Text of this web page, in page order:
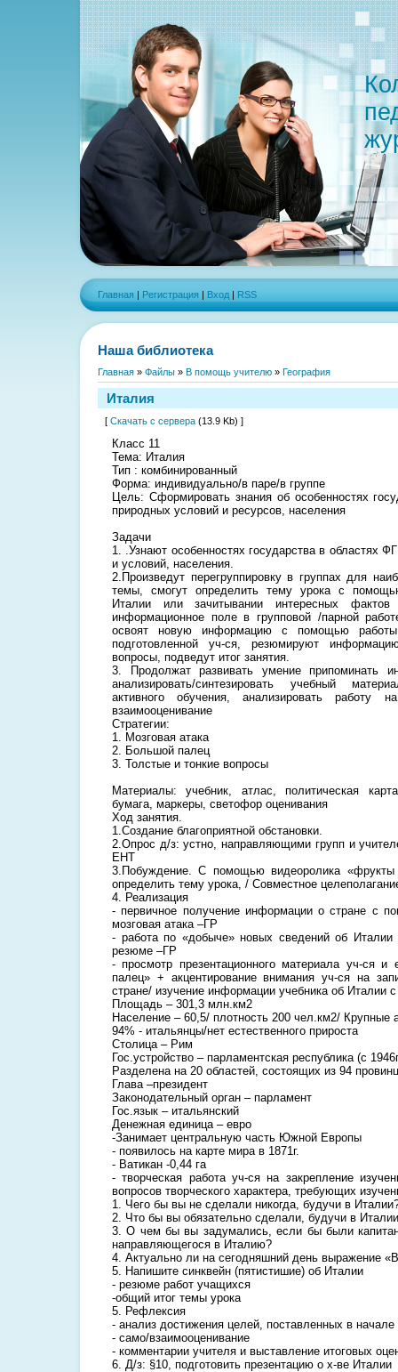
Главная | Регистрация | Вход | RSS
Наша библиотека
Главная » Файлы » В помощь учителю » География
Италия
[ Скачать с сервера (13.9 Kb) ]
Класс 11
Тема: Италия
Тип : комбинированный
Форма: индивидуально/в паре/в группе
Цель: Сформировать знания об особенностях
природных условий и ресурсов, населения
Задачи
1. .Узнают особенностях государства в областях
и условий, населения.
2.Произведут перегруппировку в группах для
темы, смогут определить тему урока с
Италии или зачитывании интересных
информационное поле в групповой /парной
освоят новую информацию с помощью работы
подготовленной уч-ся, резюмируют
вопросы, подведут итог занятия.
3. Продолжат развивать умение припоминать
анализировать/синтезировать учебный
активного обучения, анализировать работу
взаимооценивание
Стратегии:
1. Мозговая атака
2. Большой палец
3. Толстые и тонкие вопросы
Материалы: учебник, атлас, политическая
бумага, маркеры, светофор оценивания
Ход занятия.
1.Создание благоприятной обстановки.
2.Опрос д/з: устно, направляющими групп и
ЕНТ
3.Побуждение. С помощью видеоролика «фрукты
определить тему урока, / Совместное
4. Реализация
- первичное получение информации о стране с
мозговая атака –ГР
- работа по «добыче» новых сведений об
резюме –ГР
- просмотр презентационного материала уч-ся
палец» + акцентирование внимания уч-ся на
стране/ изучение информации учебника об Италии
Площадь – 301,3 млн.км2
Население – 60,5/ плотность 200 чел.км2/
94% - итальянцы/нет естественного прироста
Столица – Рим
Гос.устройство – парламентская республика (с
Разделена на 20 областей, состоящих из 94
Глава –президент
Законодательный орган – парламент
Гос.язык – итальянский
Денежная единица – евро
-Занимает центральную часть Южной Европы
- появилось на карте мира в 1871г.
- Ватикан -0,44 га
- творческая работа уч-ся на закрепление
вопросов творческого характера, требующих
1. Чего бы вы не сделали никогда, будучи в
2. Что бы вы обязательно сделали, будучи в
3. О чем бы вы задумались, если бы были
направляющегося в Италию?
4. Актуально ли на сегодняшний день выражение
5. Напишите синквейн (пятистишие) об Италии
- резюме работ учащихся
-общий итог темы урока
5. Рефлексия
- анализ достижения целей, поставленных в начале
- само/взаимооценивание
- комментарии учителя и выставление итоговых
6. Д/з: §10, подготовить презентацию о х-ве Италии